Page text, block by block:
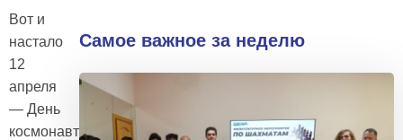
Вот и
настало
12
апреля
— День
космонавтики,
Самое важное за неделю